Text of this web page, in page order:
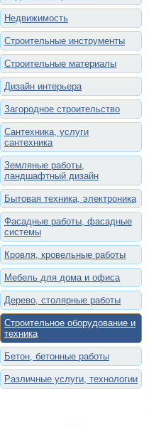
Недвижимость
Строительные инструменты
Строительные материалы
Дизайн интерьера
Загородное строительство
Сантехника, услуги
сантехника
Земляные работы,
ландшафтный дизайн
Бытовая техника, электроника
Фасадные работы, фасадные
системы
Кровля, кровельные работы
Мебель для дома и офиса
Дерево, столярные работы
Строительное оборудование и
техника
Бетон, бетонные работы
Различные услуги, технологии